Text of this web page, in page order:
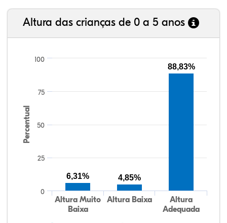
Altura das crianças de 0 a 5 anos
Percentual
Altura Muito
Baixa
Altura Baixa
Altura
Adequada
0
25
50
75
100
6,31% 4,85%
88,83%